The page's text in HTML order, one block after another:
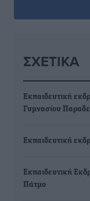
ΣΧΕΤΙΚΆ
Εκπαιδευτική
Γυμνασίου
Εκπαιδευτική
Εκπαιδευτική
Πάτμο